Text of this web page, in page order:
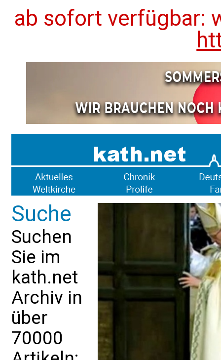
ab sofort verfügbar:
Suche
Suchen
Sie im
kath.net
Archiv in
über
70000